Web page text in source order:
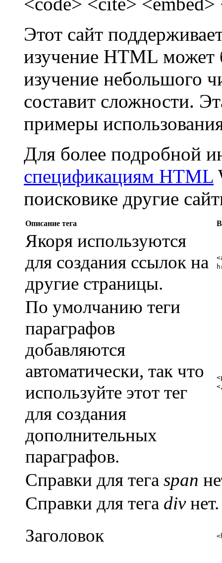
Этот сайт
изучение HTML может
изучение небольшого
составит сложности.
примеры
Для более подробной
спецификациям HTML
поисковике другие
Описание тега
Якоря используются
для создания ссылок на
другие страницы.
По умолчанию теги
параграфов
добавляются
автоматически, так что
используйте этот тег
для создания
дополнительных
параграфов.
Справки для тега span
Справки для тега divнет.
Заголовок